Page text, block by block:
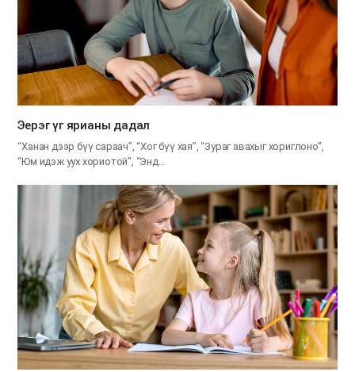
Эерэг үг ярианы дадал
“Ханан дээр бүү сараач”, “Хог бүү хая”, “Зураг авахыг хориглоно”,
“Юм идэж уух хориотой”, “Энд…